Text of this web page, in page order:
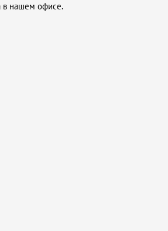
в нашем офисе.